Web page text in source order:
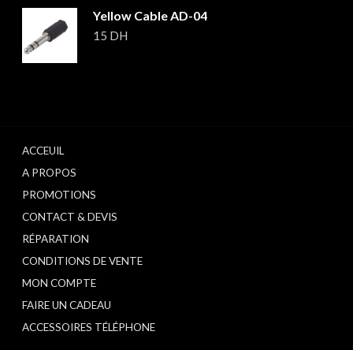
Yellow Cable AD-04
15 DH
ACCEUIL
A PROPOS
PROMOTIONS
CONTACT & DEVIS
RÉPARATION
CONDITIONS DE VENTE
MON COMPTE
FAIRE UN CADEAU
ACCESSOIRES TÉLÉPHONE